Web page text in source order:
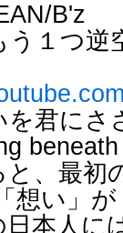
B'z
う１つ
を君に
と、最初
想い」
本人に